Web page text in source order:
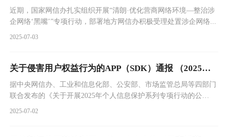
近期，国家网信办扎实组织开展“清朗·优化营商网络环境—整治涉
企网络‘黑嘴’”专项行动，部署地方网信办积极受理处置涉企网络...
2025-07-03
关于侵害用户权益行为的APP（SDK）通报 （2025年第3...
据中央网信办、工业和信息化部、公安部、市场监管总局等四部门
联合发布的《关于开展2025年个人信息保护系列专项行动的公
告》...
2025-07-02